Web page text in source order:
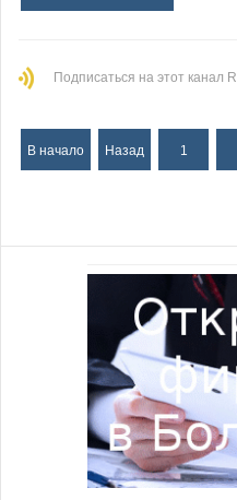
Подписаться на этот канал
В начало Назад 1